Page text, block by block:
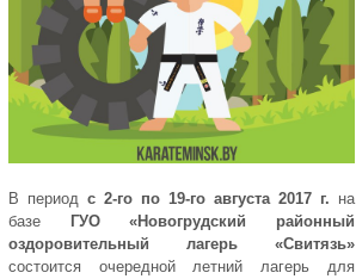
В периодс 2-го по 19-го августа 2017 г. на
базе
ГУО «Новогрудский районный
оздоровительный лагерь «Свитязь»
состоится очередной летний лагерь для